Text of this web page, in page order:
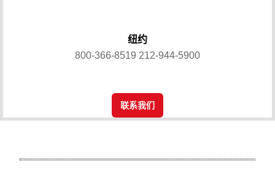
纽约
800-366-8519 212-944-5900
联系我们